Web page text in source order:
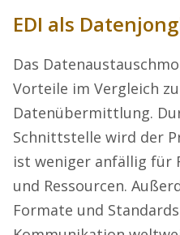
EDI als
Das
Vorteile im Vergleich
Datenübermittlung.
Schnittstelle wird der
ist weniger anfällig für
und Ressourcen.
Formate und